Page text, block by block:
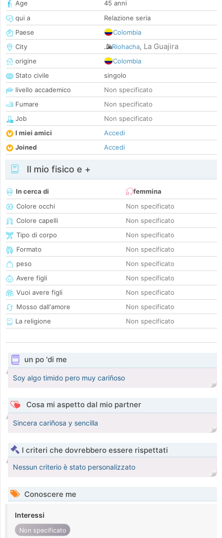
Age
45 anni
qui a
Relazione seria
Paese
Colombia
City
Riohacha, La Guajira
origine
Colombia
Stato civile
singolo
livello accademico
Non specificato
Fumare
Non specificato
Job
Non specificato
I miei amici
Accedi
Joined
Accedi
Il mio fisico e +
In cerca di
femmina
Colore occhi
Non specificato
Colore capelli
Non specificato
Tipo di corpo
Non specificato
Formato
Non specificato
peso
Non specificato
Avere figli
Non specificato
Vuoi avere figli
Non specificato
Mosso dall'amore
Non specificato
La religione
Non specificato
un po 'di me
Soy algo timido pero muy cariñoso
Cosa mi aspetto dal mio partner
Sincera cariñosa y sencilla
I criteri che dovrebbero essere rispettati
Nessun criterio è stato personalizzato
Conoscere me
Interessi
Non specificato